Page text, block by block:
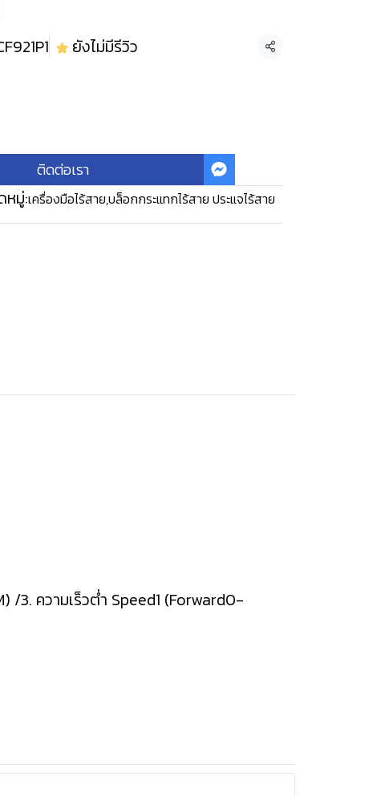
ยังไม่มีรีวิว แชร์
ติดต่อเรา
หมู่:เครื่องมือไร้สาย,บล็อกกระแทกไร้สาย ประแจไร้สาย
3. ความเร็วต่ำ Speed1 (Forward0-